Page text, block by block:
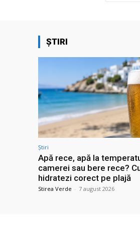
ȘTIRI
Știri
Apă rece, apă la
camerei sau bere rece?
hidratezi corect pe plajă
Stirea Verde - 7 august 2026